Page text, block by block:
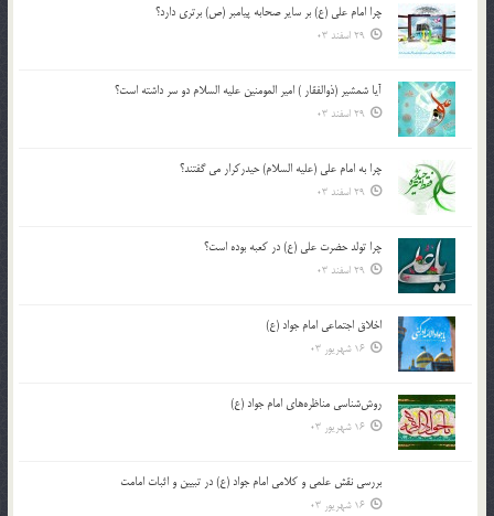
چرا امام علی (ع) بر سایر صحابه پیامبر (ص) برتری دارد؟
29 اسفند 03
آیا شمشیر (ذوالفقار ) امیر المومنین علیه السلام دو سر داشته است؟
29 اسفند 03
چرا به امام علی (علیه السلام) حیدرکرار می گفتند؟
29 اسفند 03
چرا تولد حضرت علی (ع) در کعبه بوده است؟
29 اسفند 03
اخلاق اجتماعی امام جواد (ع)
16 شهریور 03
روش‌شناسی مناظره‌های امام جواد (ع)
16 شهریور 03
بررسی نقش علمی و کلامی امام جواد (ع) در تبیین و اثبات امامت
16 شهریور 03